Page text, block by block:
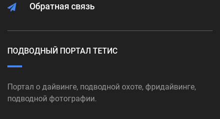
Обратная связь
ПОДВОДНЫЙ ПОРТАЛ ТЕТИС
Портал о дайвинге, подводной охоте, фридайвинге,
подводной фотографии.